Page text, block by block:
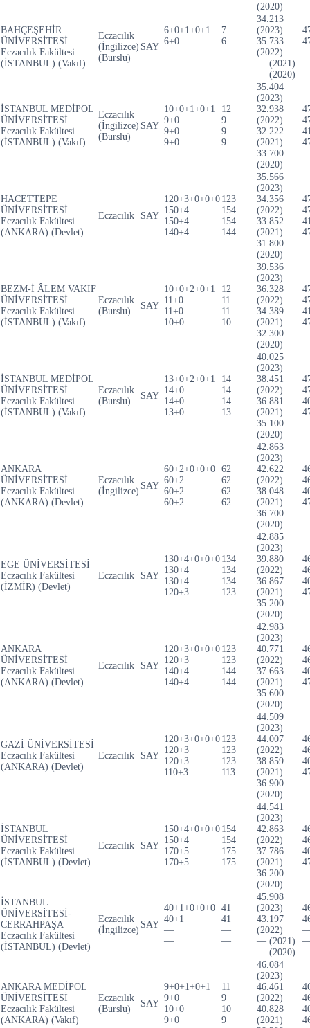
(2020)
BAHÇEŞEHİR
ÜNİVERSİTESİ
Eczacılık Fakültesi
(İSTANBUL) (Vakıf)
Eczacılık
(İngilizce)
(Burslu)
SAY
6+0+1+0+1
6+0
—
—
7
6
—
—
34.213
(2023)
35.733
(2022)
— (2021)
— (2020)
İSTANBUL MEDİPOL
ÜNİVERSİTESİ
Eczacılık Fakültesi
(İSTANBUL) (Vakıf)
Eczacılık
(İngilizce)
(Burslu)
SAY
10+0+1+0+1
9+0
9+0
9+0
12
9
9
9
35.404
(2023)
32.938
(2022)
32.222
(2021)
33.700
(2020)
HACETTEPE
ÜNİVERSİTESİ
Eczacılık Fakültesi
(ANKARA) (Devlet)
Eczacılık SAY
120+3+0+0+0
150+4
150+4
140+4
123
154
154
144
35.566
(2023)
34.356
(2022)
33.852
(2021)
31.800
(2020)
BEZM-İ ÂLEM VAKIF
ÜNİVERSİTESİ
Eczacılık Fakültesi
(İSTANBUL) (Vakıf)
Eczacılık
(Burslu)
SAY
10+0+2+0+1
11+0
11+0
10+0
12
11
11
10
39.536
(2023)
36.328
(2022)
34.389
(2021)
32.300
(2020)
İSTANBUL MEDİPOL
ÜNİVERSİTESİ
Eczacılık Fakültesi
(İSTANBUL) (Vakıf)
Eczacılık
(Burslu)
SAY
13+0+2+0+1
14+0
14+0
13+0
14
14
14
13
40.025
(2023)
38.451
(2022)
36.881
(2021)
35.100
(2020)
ANKARA
ÜNİVERSİTESİ
Eczacılık Fakültesi
(ANKARA) (Devlet)
Eczacılık
(İngilizce)
SAY
60+2+0+0+0
60+2
60+2
60+2
62
62
62
62
42.863
(2023)
42.622
(2022)
38.048
(2021)
36.700
(2020)
EGE ÜNİVERSİTESİ
Eczacılık Fakültesi
(İZMİR) (Devlet)
Eczacılık SAY
130+4+0+0+0
130+4
130+4
120+3
134
134
134
123
42.885
(2023)
39.880
(2022)
36.867
(2021)
35.200
(2020)
ANKARA
ÜNİVERSİTESİ
Eczacılık Fakültesi
(ANKARA) (Devlet)
Eczacılık SAY
120+3+0+0+0
120+3
140+4
140+4
123
123
144
144
42.983
(2023)
40.771
(2022)
37.663
(2021)
35.600
(2020)
GAZİ ÜNİVERSİTESİ
Eczacılık Fakültesi
(ANKARA) (Devlet)
Eczacılık SAY
120+3+0+0+0
120+3
120+3
110+3
123
123
123
113
44.509
(2023)
44.007
(2022)
38.859
(2021)
36.900
(2020)
İSTANBUL
ÜNİVERSİTESİ
Eczacılık Fakültesi
(İSTANBUL) (Devlet)
Eczacılık SAY
150+4+0+0+0
150+4
170+5
170+5
154
154
175
175
44.541
(2023)
42.863
(2022)
37.786
(2021)
36.200
(2020)
İSTANBUL
ÜNİVERSİTESİ-
CERRAHPAŞA
Eczacılık Fakültesi
(İSTANBUL) (Devlet)
Eczacılık
(İngilizce)
SAY
40+1+0+0+0
40+1
—
—
41
41
—
—
45.908
(2023)
43.197
(2022)
— (2021)
— (2020)
ANKARA MEDİPOL
ÜNİVERSİTESİ
Eczacılık Fakültesi
(ANKARA) (Vakıf)
Eczacılık
(Burslu)
SAY
9+0+1+0+1
9+0
10+0
9+0
11
9
10
9
46.084
(2023)
46.461
(2022)
40.828
(2021)